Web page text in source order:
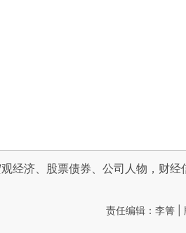
经济、股票债券、公司人物，财经
责任编辑：李箐 |